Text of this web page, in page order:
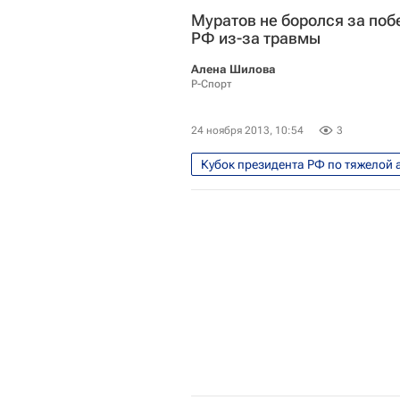
Кубок президента России по
Муратов не боролся за
РФ из-за травмы
Алена Шилова
Р-Спорт
24 ноября 2013, 10:54 3
Кубок президента РФ по тяжелой
Кубок президента России по